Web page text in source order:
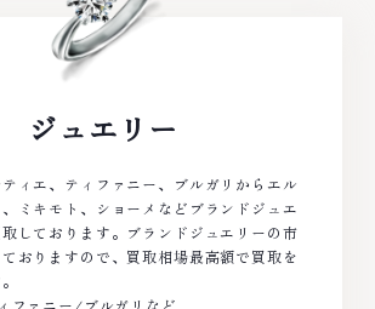
ジュエリー
ィエ、ティファニー、ブルガリからエル
ミキモト、ショーメなどブランドジュエ
しております。ブランドジュエリーの市
おりますので、買取相場最高額で買取を
ファニー/ブルガリなど